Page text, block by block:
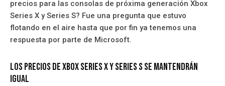
precios para las consolas de próxima generación Xbox
Series X y Series S? Fue una pregunta que estuvo
flotando en el aire hasta que por fin ya tenemos una
respuesta por parte de Microsoft.
Los precios de Xbox Series X y Series S se mantendrán
igual